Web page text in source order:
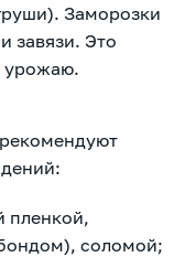
Заморозки
завязи. Это
урожаю.
пленкой,
соломой;